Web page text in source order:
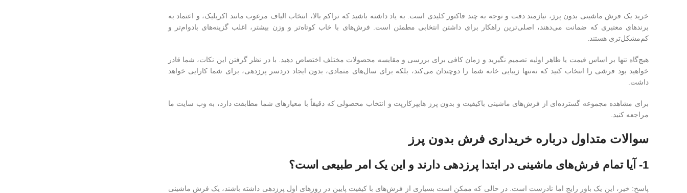
خرید یک فرش ماشینی بدون پرز، نیازمند دقت و توجه به چند فاکتور کلیدی است. به یاد داشته باشید که تراکم بالا، انتخاب الیاف مرغوب مانند اکریلیک، و اعتماد به
برندهای معتبری که ضمانت می‌دهند، اصلی‌ترین راهکار برای داشتن انتخابی مطمئن است. فرش‌های با خاب کوتاه‌تر و وزن بیشتر، اغلب گزینه‌های بادوام‌تر و
کم‌مشکل‌تری هستند.
هیچ‌گاه تنها بر اساس قیمت یا ظاهر اولیه تصمیم نگیرید و زمان کافی برای بررسی و مقایسه محصولات مختلف اختصاص دهید. با در نظر گرفتن این نکات، شما قادر
خواهید بود فرشی را انتخاب کنید که نه‌تنها زیبایی خانه شما را دوچندان می‌کند، بلکه برای سال‌های متمادی، بدون ایجاد دردسر پرزدهی، برای شما کارایی خواهد
داشت.
برای مشاهده مجموعه گسترده‌ای از فرش‌های ماشینی باکیفیت و بدون پرز هایپرکارپت و انتخاب محصولی که دقیقاً با معیارهای شما مطابقت دارد، به وب سایت ما
مراجعه کنید.
سوالات متداول درباره خریداری فرش بدون پرز
1- آیا تمام فرش‌های ماشینی در ابتدا پرزدهی دارند و این یک امر طبیعی است؟
پاسخ: خیر، این یک باور رایج اما نادرست است. در حالی که ممکن است بسیاری از فرش‌های با کیفیت پایین در روزهای اول پرزدهی داشته باشند، یک فرش ماشینی